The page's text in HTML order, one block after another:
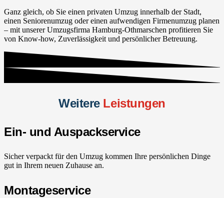
Ganz gleich, ob Sie einen privaten Umzug innerhalb der Stadt,
einen Seniorenumzug oder einen aufwendigen Firmenumzug planen
– mit unserer Umzugsfirma Hamburg-Othmarschen profitieren Sie
von Know-how, Zuverlässigkeit und persönlicher Betreuung.
Weitere Leistungen
Ein- und Auspackservice
Sicher verpackt für den Umzug kommen Ihre persönlichen Dinge
gut in Ihrem neuen Zuhause an.
Montageservice